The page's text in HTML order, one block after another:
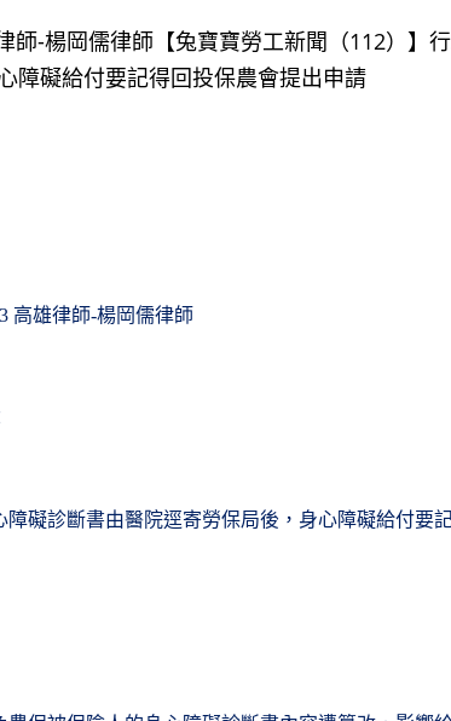
師-楊岡儒律師【兔寶寶勞工新聞（112）】
障礙給付要記得回投保農會提出申請
高雄律師-楊岡儒律師
障礙診斷書由醫院逕寄勞保局後，身心障礙給付要